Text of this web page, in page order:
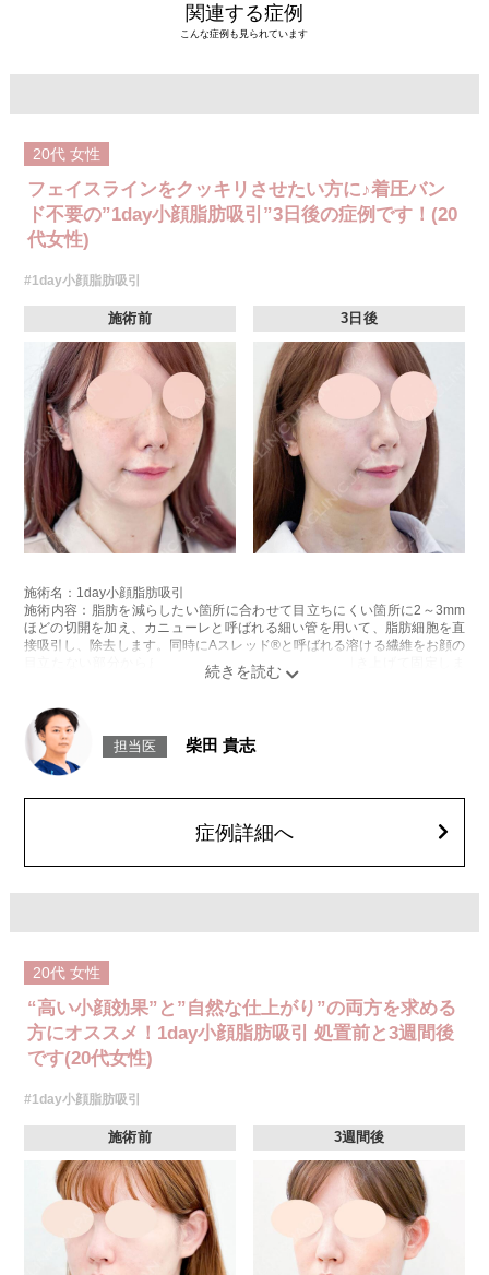
関連する症例
こんな症例も見られています
20代 女性
フェイスラインをクッキリさせたい方に♪着圧バン
ド不要の”1day小顔脂肪吸引”3日後の症例です！(20
代女性)
#1day小顔脂肪吸引
施術前 3日後
施術名：1day小顔脂肪吸引
施術内容：脂肪を減らしたい箇所に合わせて目立ちにくい箇所に2～3mm
ほどの切開を加え、カニューレと呼ばれる細い管を用いて、脂肪細胞を直
接吸引し、除去します。同時にAスレッド®と呼ばれる溶ける繊維をお顔の
目立たない部分から皮下へ挿入し、皮膚を内側から引き上げて固定しま
リスク、副作用：赤み、熱感、痛み、しびれ、むくみ、内出血、引き攣れ
感などが術後一時的に生じることがございます。また、稀に貧血、細菌感
染症、左右差、施術箇所の知覚鈍麻、ぼこつき、硬結、瘢痕化、色素沈
着、脂肪塞栓、皮膚のよれ、繊維の突出などを生じることがございます。
顔の脂肪吸引箇所の追加 1ヶ所ごと+162,800円(税込)
オプション：笑気麻酔 3,300円(税込)
担当医 柴田 貴志
症例詳細へ
20代 女性
“高い小顔効果”と”自然な仕上がり”の両方を求める
方にオススメ！1day小顔脂肪吸引 処置前と3週間後
です(20代女性)
#1day小顔脂肪吸引
施術前 3週間後